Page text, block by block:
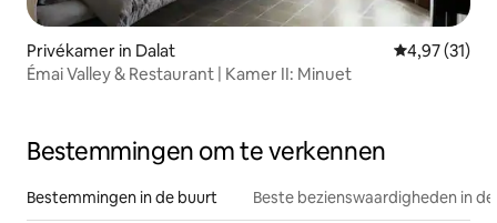
Privékamer in Dalat Gemiddelde
4,97 (31)
Émai Valley & Restaurant | Kamer II: Minuet
Bestemmingen om te verkennen
Bestemmingen in de buurt Beste bezienswaardigheden in